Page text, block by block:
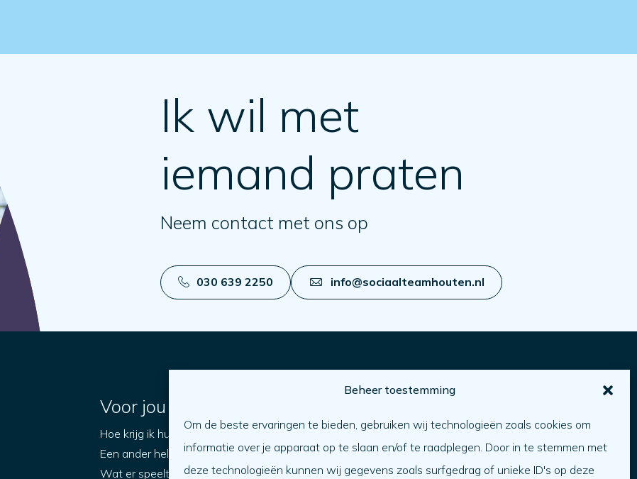
Beheer toestemming
Om de beste ervaringen te bieden, gebruiken wij technologieën zoals cookies om
informatie over je apparaat op te slaan en/of te raadplegen. Door in te stemmen met
deze technologieën kunnen wij gegevens zoals surfgedrag of unieke ID's op deze
Ik wil met
iemand praten
Neem contact met ons op
030 639 2250 info@sociaalteamhouten.nl
Voor jou
Hoe krijg ik hulp?
Een ander helpen
Wat er speelt
Over ons
Werken bij
Team